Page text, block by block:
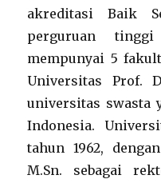
akreditasi Baik
perguruan
mempunyai 5
Universitas Prof.
universitas swasta
Indonesia.
tahun 1962,
M.Sn. sebagai